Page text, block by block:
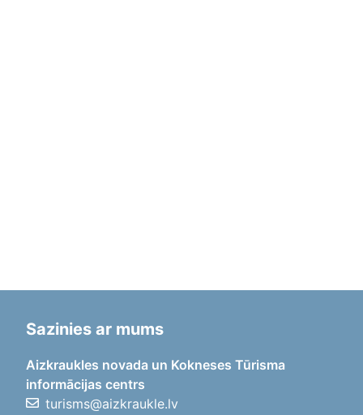
Sazinies ar mums
Aizkraukles novada un Kokneses Tūrisma
informācijas centrs
turisms@aizkraukle.lv